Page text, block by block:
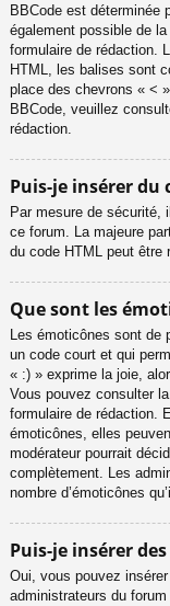
BBCode est déterminée
également possible de
formulaire de rédaction.
HTML, les balises sont
place des chevrons « <
BBCode, veuillez
rédaction.
Puis-je insérer du
Par mesure de sécurité,
ce forum. La majeure
du code HTML peut être
Que sont les
Les émoticônes sont
un code court et qui
« :) » exprime la joie,
Vous pouvez consulter
formulaire de rédaction.
émoticônes, elles
modérateur pourrait
complètement. Les
nombre d’émoticônes
Puis-je insérer
Oui, vous pouvez
administrateurs du